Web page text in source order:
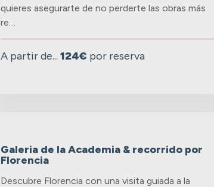
quieres asegurarte de no perderte las obras más
re…
A partir de... 124€ por reserva
Galeria de la Academia & recorrido por
Florencia
Descubre Florencia con una visita guiada a la